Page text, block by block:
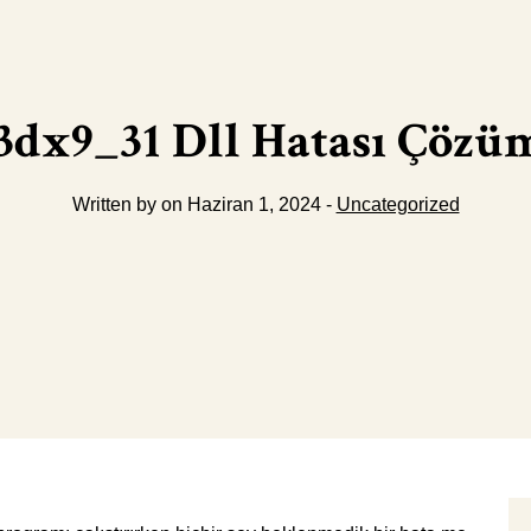
Dll Hatası
Written by on Haziran 1, 2024 - Uncategorized